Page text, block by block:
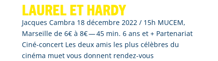
Laurel et Hardy
Jacques Cambra 18 décembre 2022 / 15h MUCEM,
Marseille de 6€ à 8€ — 45 min. 6 ans et + Partenariat
Ciné-concert Les deux amis les plus célèbres du
cinéma muet vous donnent rendez-vous